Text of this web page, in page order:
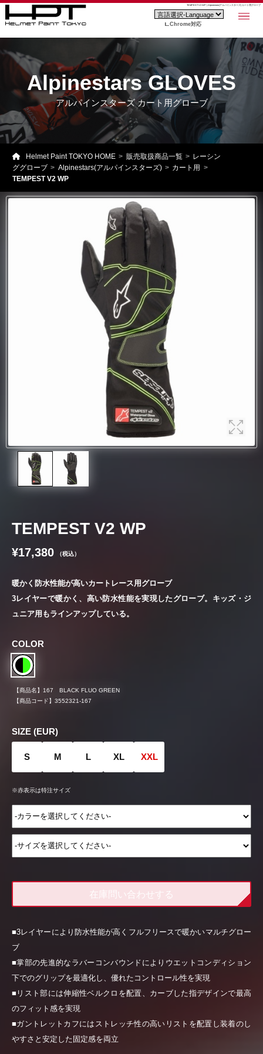
TEMPEST V2 WP | Alpinestars(アルパインスターズ) カート用グローブ
Chrome対応
Alpinestars GLOVES
アルパインスターズ カート用グローブ
Helmet Paint TOKYO HOME 販売取扱商品一覧
レーシン
ググローブ
Alpinestars(アルパインスターズ)
カート用
TEMPEST V2 WP
TEMPEST V2 WP
¥17,380 （税込）
暖かく防水性能が高いカートレース用グローブ
3レイヤーで暖かく、高い防水性能を実現したグローブ。キッズ・ジ
ュニア用もラインアップしている。
COLOR
【商品名】
167 BLACK FLUO GREEN
【商品コード】 3552321-167
SIZE (EUR)
S M L XL XXL
※赤表示は特注サイズ
在庫問い合わせする
■3レイヤーにより防水性能が高くフルフリースで暖かいマルチグロー
ブ
■掌部の先進的なラバーコンバウンドによりウエットコンディション
下でのグリップを最適化し、優れたコントロール性を実現
■リスト部には伸縮性ベルクロを配置、カーブした指デザインで最高
のフィット感を実現
■ガントレットカフにはストレッチ性の高いリストを配置し装着のし
やすさと安定した固定感を両立